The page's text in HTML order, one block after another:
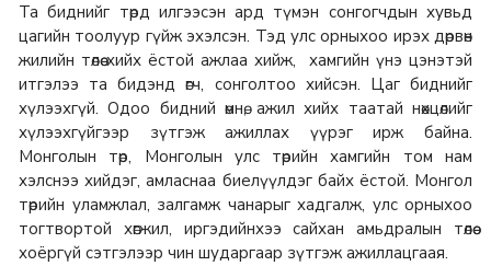
Та биднийг төрд илгээсэн ард түмэн сонгогчдын хувьд
цагийн тоолуур гүйж эхэлсэн. Тэд улс орныхоо ирэх дөрвөн
жилийн төлөө хийх ёстой ажлаа хийж, хамгийн үнэ цэнэтэй
итгэлээ та бидэнд өгч, сонголтоо хийсэн. Цаг биднийг
хүлээхгүй. Одоо бидний өмнө, ажил хийх таатай нөхцөлийг
хүлээхгүйгээр зүтгэж ажиллах үүрэг ирж байна.
Монголын төр, Монголын улс төрийн хамгийн том нам
хэлснээ хийдэг, амласнаа биелүүлдэг байх ёстой. Монгол
төрийн уламжлал, залгамж чанарыг хадгалж, улс орныхоо
тогтвортой хөгжил, иргэдийнхээ сайхан амьдралын төлөө
хоёргүй сэтгэлээр чин шударгаар зүтгэж ажиллацгаая.